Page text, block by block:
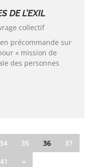
DE L’EXIL
collectif
en précommande sur
« mission de
des personnes
34 35 36
37
41 »